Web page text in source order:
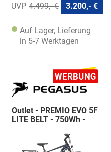
4.499,- € 3.200,- €
Auf Lager, Lieferung
in 5-7 Werktagen
Outlet - PREMIO EVO 5F
LITE BELT - 750Wh -